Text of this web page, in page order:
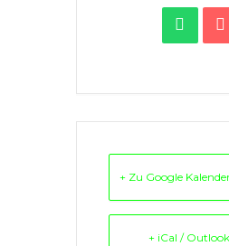
+ Zu Google
+ iCal /